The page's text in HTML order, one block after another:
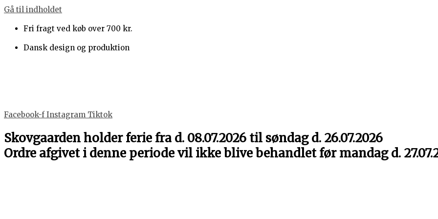
Gå til indholdet
Fri fragt ved køb over 700 kr.
Dansk design og produktion
Facebook-f Instagram Tiktok
Skovgaarden holder ferie fra d. 08.07.2026 til søndag d. 26.07.2026
Ordre afgivet i denne periode vil ikke blive behandlet før mandag d.